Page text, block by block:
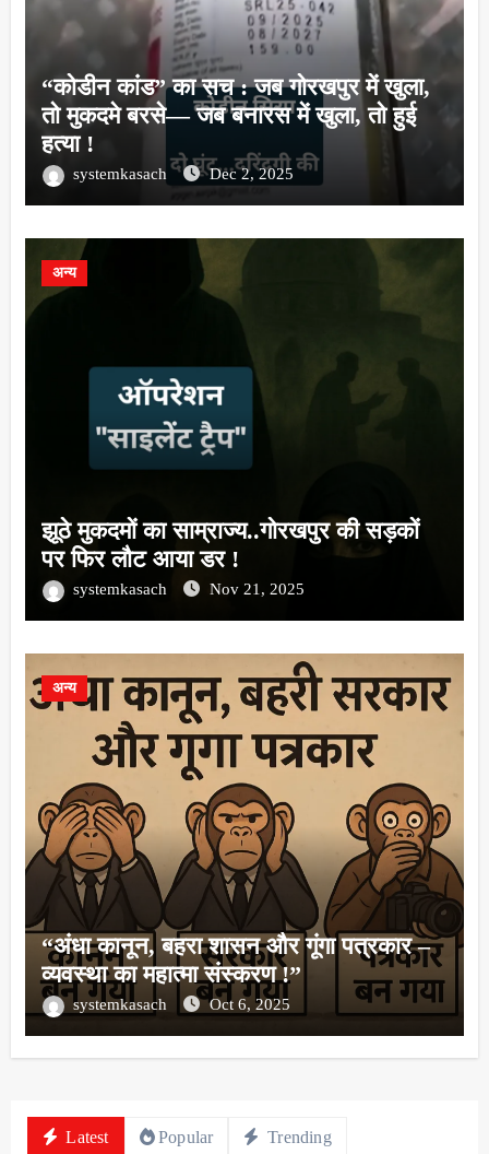
“कोडीन कांड” का सच : जब गोरखपुर में खुला,
तो मुकदमे बरसे— जब बनारस में खुला, तो हुई
हत्या !
systemkasach Dec 2, 2025
अन्य
झूठे मुकदमों का साम्राज्य..गोरखपुर की सड़कों
पर फिर लौट आया डर !
systemkasach Nov 21, 2025
अन्य
“अंधा कानून, बहरा शासन और गूंगा पत्रकार –
व्यवस्था का महात्मा संस्करण !”
systemkasach Oct 6, 2025
Latest Popular Trending